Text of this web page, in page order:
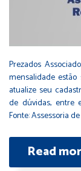
Prezados
mensalidade
atualize seu
de dúvidas, entre
Fonte: Assessoria
Read